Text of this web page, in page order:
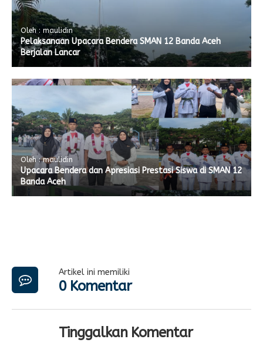
Oleh : maulidin
Pelaksanaan Upacara Bendera SMAN 12 Banda Aceh
Berjalan Lancar
Oleh : maulidin
Upacara Bendera dan Apresiasi Prestasi Siswa di SMAN 12
Banda Aceh
Artikel ini memiliki
0 Komentar
Tinggalkan Komentar